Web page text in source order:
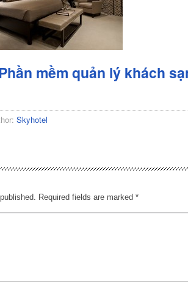
mềm quản lý khách
Skyhotel
Required fields are marked *